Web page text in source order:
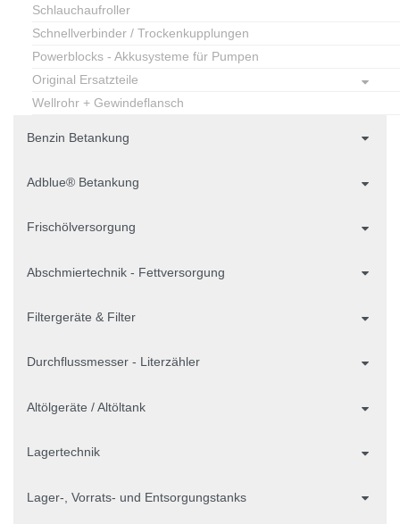
Schlauchaufroller
Schnellverbinder / Trockenkupplungen
Powerblocks - Akkusysteme für Pumpen
Original Ersatzteile
Wellrohr + Gewindeflansch
Benzin Betankung
Adblue® Betankung
Frischölversorgung
Abschmiertechnik - Fettversorgung
Filtergeräte & Filter
Durchflussmesser - Literzähler
Altölgeräte / Altöltank
Lagertechnik
Lager-, Vorrats- und Entsorgungstanks